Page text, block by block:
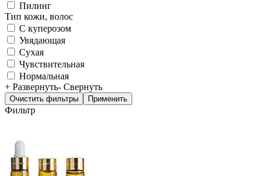
Пилинг
Тип кожи, волос
С куперозом
Увядающая
Сухая
Чувствительная
Нормальная
+ Развернуть- Свернуть
Фильтр